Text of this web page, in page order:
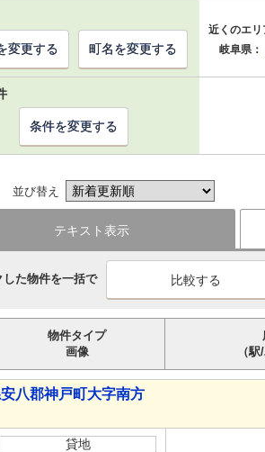
近くのエ
岐阜県：
変更する 町名を変更する
条件を変更する
並び替え
テキスト表示
した物件を一括で
物件タイプ
画像
（
八郡神戸町大字南方
貸地